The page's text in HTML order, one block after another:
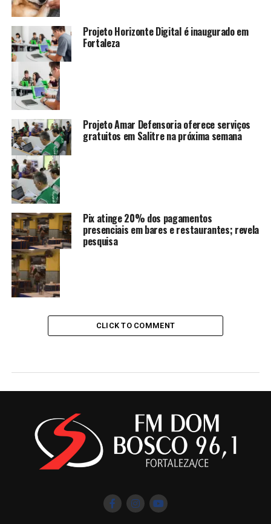
Projeto Horizonte Digital é inaugurado em
Fortaleza
Projeto Amar Defensoria oferece serviços
gratuitos em Salitre na próxima semana
Pix atinge 20% dos pagamentos
presenciais em bares e restaurantes; revela
pesquisa
CLICK TO COMMENT